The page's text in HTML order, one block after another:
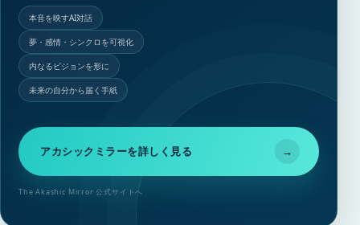
本音を映すAI対話
夢・感情・シンクロを可視化
内なるビジョンを形に
未来の自分から届く手紙
アカシックミラーを詳しく見る →
The Akashic Mirror 公式サイトへ